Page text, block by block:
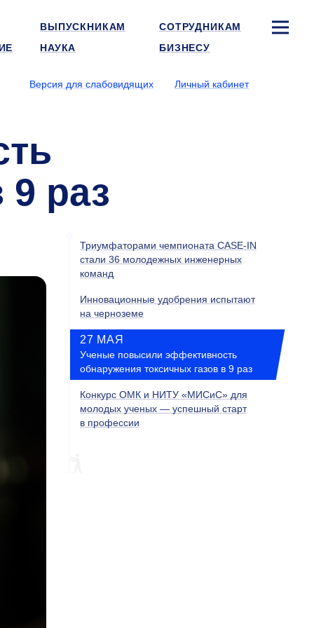
ВЫПУСКНИКАМ
СОТРУДНИКАМ
НАУКА БИЗНЕСУ
Версия для слабовидящих Личный кабинет
раз
Триумфаторами чемпионата CASE-IN
стали 36 молодежных инженерных
команд
Инновационные удобрения испытают
на черноземе
27 МАЯ
Ученые повысили эффективность
обнаружения токсичных газов в 9 раз
Конкурс ОМК и НИТУ «МИСиС» для
молодых ученых — успешный старт
в профессии